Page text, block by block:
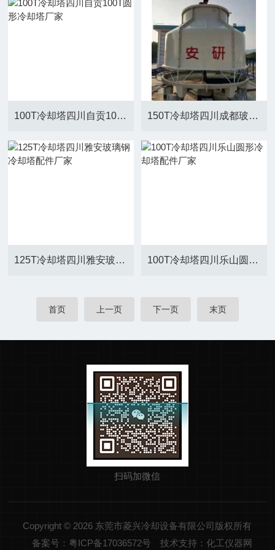
100T冷却塔四川自贡100T圆形冷却塔厂家 150T冷却塔四川成都玻璃钢冷却塔配件厂家
125T冷却塔四川雅安玻璃钢冷却塔配件厂家 100T冷却塔四川乐山圆形冷却塔配件厂家
首页 上一页 下一页 末页
扫码加微信
Copyright © 2026 东莞市菱兴冷却设备有限公司版权所有
备案号：粤ICP备17036572号
技术支持：化工仪器网